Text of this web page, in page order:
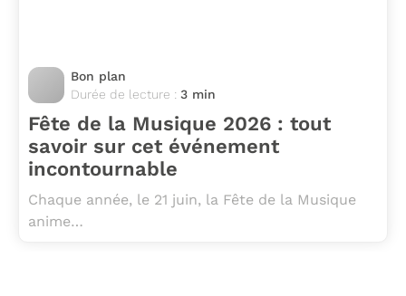
Bon plan
Durée de lecture : 3 min
Fête de la Musique 2026 : tout
savoir sur cet événement
incontournable
Chaque année, le 21 juin, la Fête de la Musique
anime…